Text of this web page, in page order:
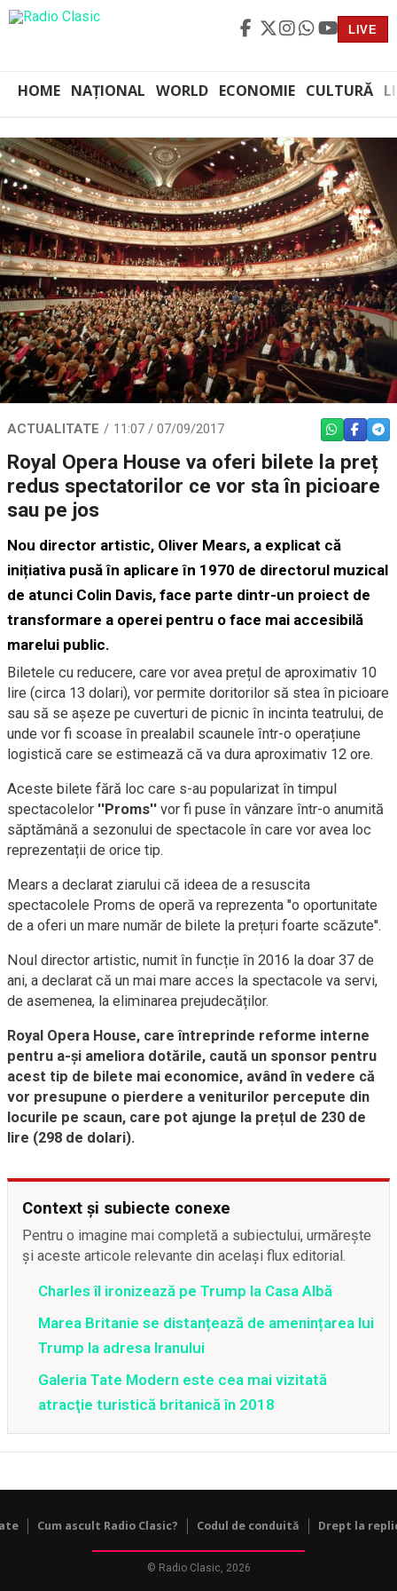
LIVE
HOME NAȚIONAL WORLD ECONOMIE CULTURĂ
ACTUALITATE 11:07 / 07/09/2017 WHATSAPP
Royal Opera House va oferi bilete la preț
redus spectatorilor ce vor sta în picioare
sau pe jos
Nou director artistic, Oliver Mears, a explicat că
inițiativa pusă în aplicare în 1970 de directorul muzical
de atunci Colin Davis, face parte dintr-un proiect de
transformare a operei pentru o face mai accesibilă
marelui public.
Biletele cu reducere, care vor avea prețul de aproximativ 10
lire (circa 13 dolari), vor permite doritorilor să stea în picioare
sau să se așeze pe cuverturi de picnic în incinta teatrului, de
unde vor fi scoase în prealabil scaunele într-o operațiune
logistică care se estimează că va dura aproximativ 12 ore.
Aceste bilete fără loc care s-au popularizat în timpul
spectacolelor ''Proms'' vor fi puse în vânzare într-o anumită
săptămână a sezonului de spectacole în care vor avea loc
reprezentații de orice tip.
Mears a declarat ziarului că ideea de a resuscita
spectacolele Proms de operă va reprezenta ''o oportunitate
de a oferi un mare număr de bilete la prețuri foarte scăzute''.
Noul director artistic, numit în funcție în 2016 la doar 37 de
ani, a declarat că un mai mare acces la spectacole va servi,
de asemenea, la eliminarea prejudecăților.
Royal Opera House, care întreprinde reforme interne
pentru a-și ameliora dotările, caută un sponsor pentru
acest tip de bilete mai economice, având în vedere că
vor presupune o pierdere a veniturilor percepute din
locurile pe scaun, care pot ajunge la prețul de 230 de
lire (298 de dolari).
Context și subiecte conexe
Pentru o imagine mai completă a subiectului, urmărește
și aceste articole relevante din același flux editorial.
Charles îl ironizează pe Trump la Casa Albă
Marea Britanie se distanțează de amenințarea lui
Trump la adresa Iranului
Galeria Tate Modern este cea mai vizitată
atracţie turistică britanică în 2018
Cum ascult Radio Clasic? Codul de conduită Drept la
© Radio Clasic, 2026